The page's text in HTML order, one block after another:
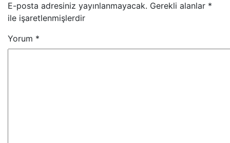
E-posta adresiniz yayınlanmayacak. Gerekli alanlar *
ile işaretlenmişlerdir
Yorum *